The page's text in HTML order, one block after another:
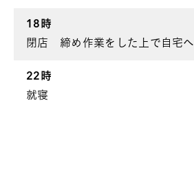
18時
閉店 締め作業をした上で自宅へ
22時
就寝